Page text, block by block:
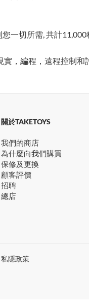
一切所需, 共計11,000
實，編程，遠程控制
關於TAKETOYS
我們的商店
為什麼向我們購買
保修及更換
顧客評價
招聘
總店
私隱政策